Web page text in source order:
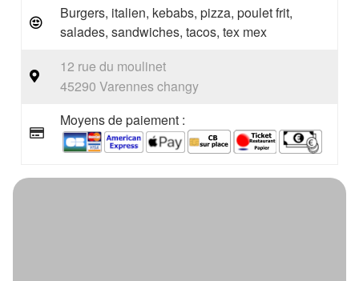
Burgers, italien, kebabs, pizza, poulet frit,
salades, sandwiches, tacos, tex mex
12 rue du moulinet
45290 Varennes changy
Moyens de paiement :